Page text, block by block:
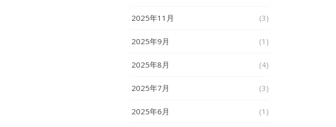
2025年11月 (3)
2025年9月 (1)
2025年8月 (4)
2025年7月 (3)
2025年6月 (1)